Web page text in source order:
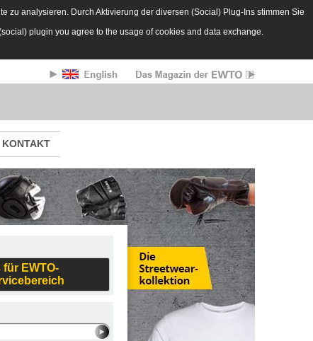
zu analysieren. Durch Aktivierung der diversen (Social) Plug-Ins stimmen Sie
plugin you agree to the usage of cookies and data exchange.
KONTAKT
EWTO-